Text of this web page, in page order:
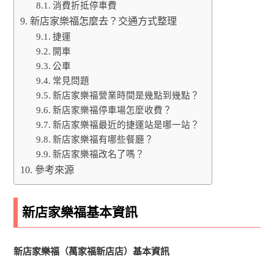
消費折抵停車費
新店家樂福怎麼去？交通方式整理
捷運
開車
公車
常見問題
新店家樂福營業時間是幾點到幾點？
新店家樂福停車場怎麼收費？
新店家樂福最近的捷運站是哪一站？
新店家樂福有哪些餐廳？
新店家樂福改名了嗎？
參考來源
新店家樂福基本資訊
新店家樂福（萬家福新店店）基本資訊